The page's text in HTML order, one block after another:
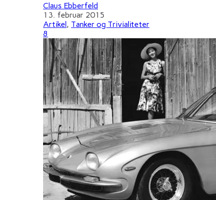
Claus Ebberfeld
13. februar 2015
Artikel, Tanker og Trivialiteter
8